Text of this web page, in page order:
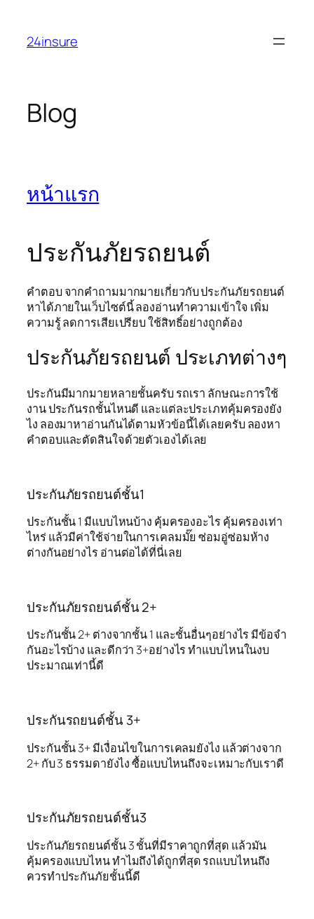
content
24insure
Blog
หน้าแรก
ประกันภัยรถยนต์
คำตอบ จากคำถามมากมายเกี่ยวกับ ประกันภัยรถยนต์
หาได้ภายในเว็บไซต์นี้ ลองอ่านทำความเข้าใจ เพิ่ม
ความรู้ ลดการเสียเปรียบ ใช้สิทธิ์อย่างถูกต้อง
ประกันภัยรถยนต์ ประเภทต่างๆ
ประกันมีมากมายหลายชั้นครับ รถเรา ลักษณะการใช้
งาน ประกันรถชั้นไหนดี และแต่ละประเภทคุ้มครองยัง
ไง ลองมาหาอ่านกันได้ตามหัวข้อนี้ได้เลยครับ ลองหา
คำตอบและตัดสินใจด้วยตัวเองได้เลย
ประกันภัยรถยนต์ชั้น1
ประกันชั้น 1 มีแบบไหนบ้าง คุ้มครองอะไร คุ้มครองเท่า
ไหร่ แล้วมีค่าใช้จ่ายในการเคลมมั๊ย ซ่อมอู่ซ่อมห้าง
ต่างกันอย่างไร อ่านต่อได้ที่นี่เลย
ประกันภัยรถยนต์ชั้น 2+
ประกันชั้น 2+ ต่างจากชั้น 1 และชั้นอื่นๆอย่างไร มีข้อจำ
กันอะไรบ้าง และดีกว่า 3+อย่างไร ทำแบบไหนในงบ
ประมาณเท่านี้ดี
ประกันรถยนต์ชั้น 3+
ประกันชั้น 3+ มีเงื่อนไขในการเคลมยังไง แล้วต่างจาก
2+ กับ 3 ธรรมดายังไง ซื้อแบบไหนถึงจะเหมาะกับเราดี
ประกันภัยรถยนต์ชั้น3
ประกันภัยรถยนต์ชั้น 3 ชั้นที่มีราคาถูกที่สุด แล้วมัน
คุ้มครองแบบไหน ทำไมถึงได้ถูกที่สุด รถแบบไหนถึง
ควรทำประกันภัยชั้นนี้ดี